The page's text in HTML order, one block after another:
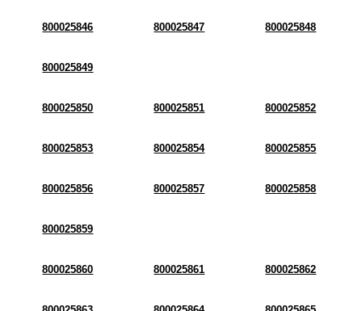
800025846 800025847 800025848
800025849
800025850 800025851 800025852
800025853 800025854 800025855
800025856 800025857 800025858
800025859
800025860 800025861 800025862